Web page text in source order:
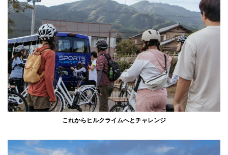
これからヒルクライムへとチャレンジ